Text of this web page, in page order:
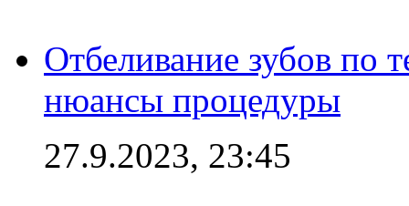
Отбеливание зубов по
нюансы процедуры
27.9.2023, 23:45